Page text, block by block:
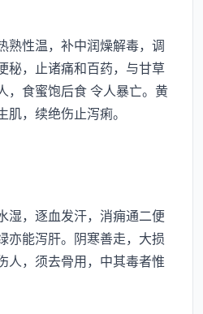
性温，补中润燥解毒，调
秘，止诸痛和百药，与甘草
，食蜜饱后食 令人暴亡。黄
，续绝伤止泻痢。
，逐血发汗，消痈通二便
亦能泻肝。阴寒善走，大损
人，须去骨用，中其毒者惟